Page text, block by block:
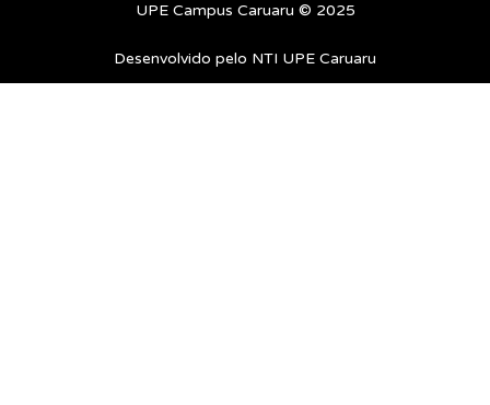
UPE Campus Caruaru © 2025
Desenvolvido pelo NTI UPE Caruaru